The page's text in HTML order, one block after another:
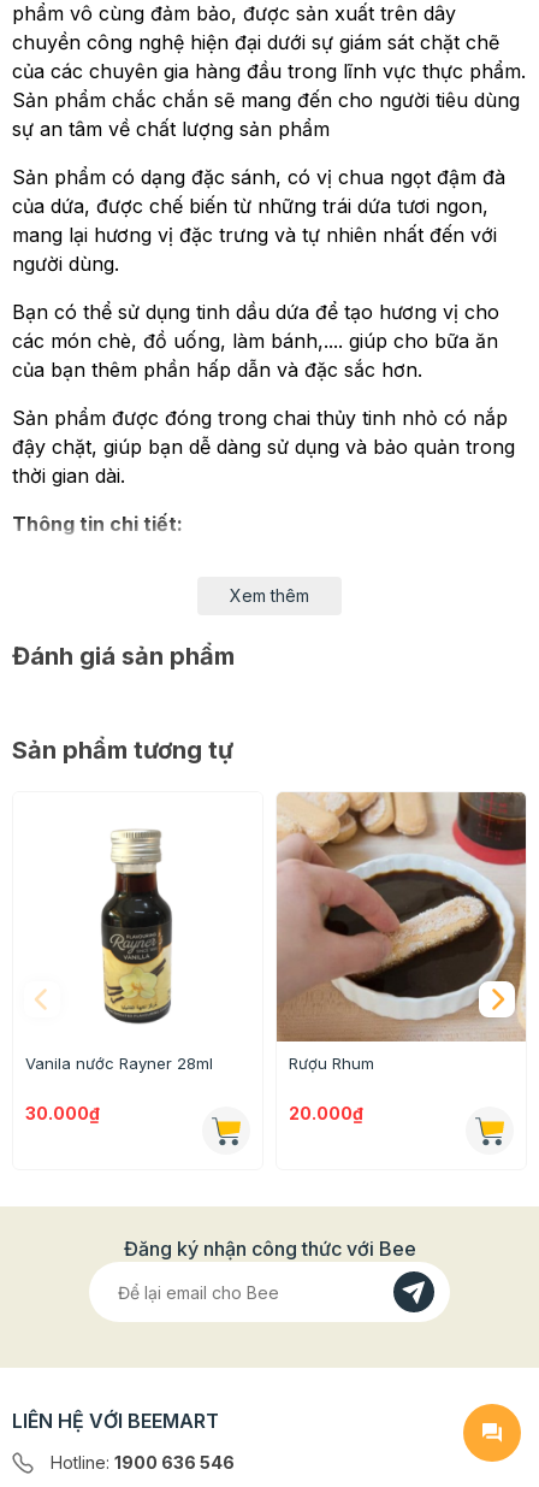
phẩm vô cùng đảm bảo, được sản xuất trên dây
chuyền công nghệ hiện đại dưới sự giám sát chặt chẽ
của các chuyên gia hàng đầu trong lĩnh vực thực phẩm.
Sản phẩm chắc chắn sẽ mang đến cho người tiêu dùng
sự an tâm về chất lượng sản phẩm
Sản phẩm có dạng đặc sánh, có vị chua ngọt đậm đà
của dứa, được chế biến từ những trái dứa tươi ngon,
mang lại hương vị đặc trưng và tự nhiên nhất đến với
người dùng.
Bạn có thể sử dụng tinh dầu dứa để tạo hương vị cho
các món chè, đồ uống, làm bánh,.... giúp cho bữa ăn
của bạn thêm phần hấp dẫn và đặc sắc hơn.
Sản phẩm được đóng trong chai thủy tinh nhỏ có nắp
đậy chặt, giúp bạn dễ dàng sử dụng và bảo quản trong
thời gian dài.
Thông tin chi tiết:
- Thể tích: 28ml
- Dùng để tạo hương cho các món chè, bánh, đồ
Bước 1:Cho 130g bột mỳ, 30g đường, 1 lòng đỏ trứng,
70ml sữa tươi, 2g men nở, 20g bơ nhạt, 1 thìa cà phê
Xem thêm
Đánh giá sản phẩm
Sản phẩm tương tự
Vanila nước Rayner 28ml
30.000₫
Rượu Rhum
20.000₫
Đăng ký nhận công thức với Bee
LIÊN HỆ VỚI BEEMART
Hotline: 1900 636 546